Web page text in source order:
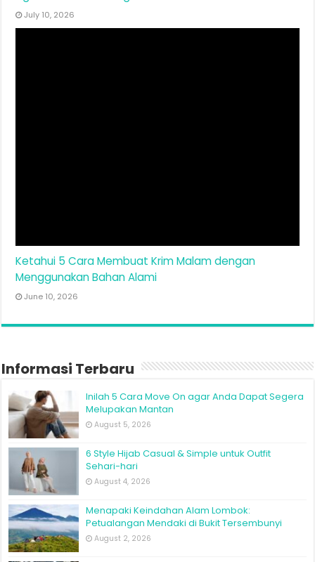
July 10, 2026
Informasi Terbaru
Inilah 5 Cara Move On agar Anda Dapat Segera
Sehari-hari
August 4, 2026
Petualangan Mendaki di Bukit Tersembunyi
August 2, 2026
Mana yang Lebih Menguntungkan?
August 1, 2026